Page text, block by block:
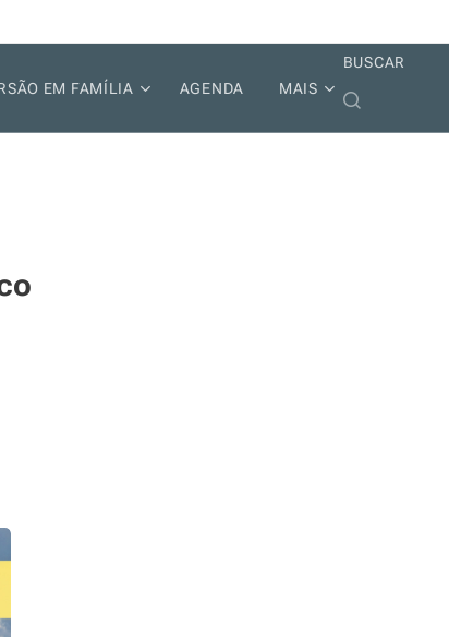
EM FAMÍLIA AGENDA MAIS
BUSCAR